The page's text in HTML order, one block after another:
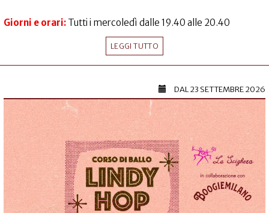
Giorni e orari: Tutti i mercoledì dalle 19.40 alle 20.40
LEGGI TUTTO
DAL23 SETTEMBRE 2026